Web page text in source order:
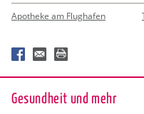
Apotheke am Flughafen
Ge­sund­heit und mehr